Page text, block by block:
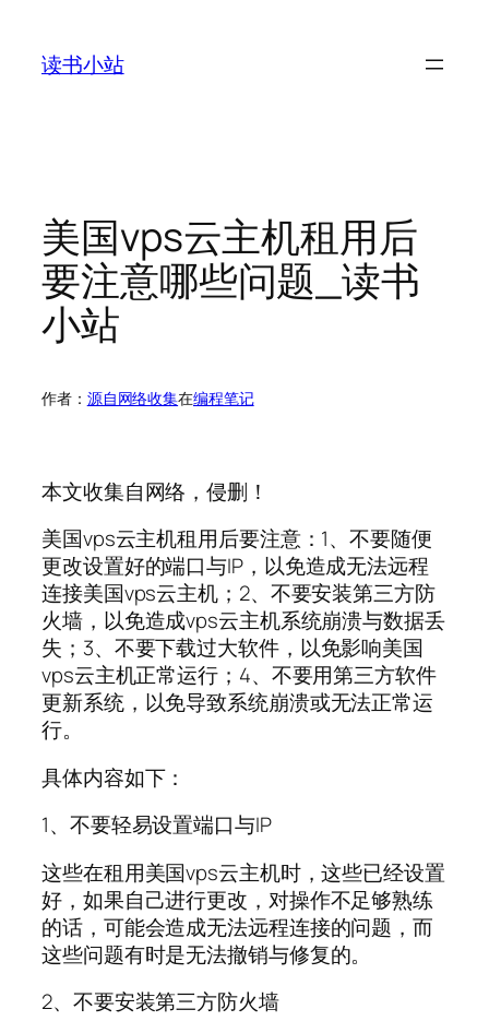
读书小站
美国vps云主机租用后
要注意哪些问题_读书
小站
作者： 源自网络收集在编程笔记
本文收集自网络，侵删！
美国vps云主机租用后要注意：1、不要随便
更改设置好的端口与IP，以免造成无法远程
连接美国vps云主机；2、不要安装第三方防
火墙，以免造成vps云主机系统崩溃与数据丢
失；3、不要下载过大软件，以免影响美国
vps云主机正常运行；4、不要用第三方软件
更新系统，以免导致系统崩溃或无法正常运
行。
具体内容如下：
1、不要轻易设置端口与IP
这些在租用美国vps云主机时，这些已经设置
好，如果自己进行更改，对操作不足够熟练
的话，可能会造成无法远程连接的问题，而
这些问题有时是无法撤销与修复的。
2、不要安装第三方防火墙